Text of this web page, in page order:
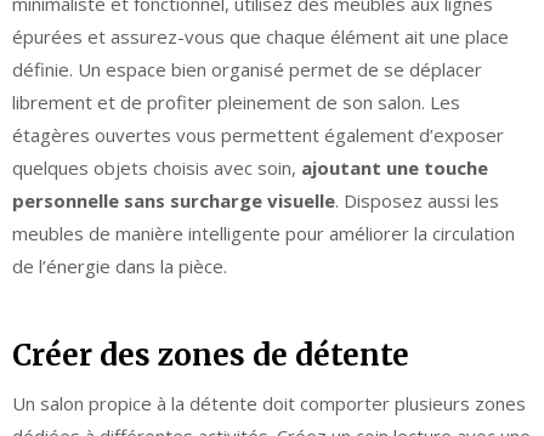
épurées et assurez-vous que chaque élément ait une place
définie. Un espace bien organisé permet de se déplacer
librement et de profiter pleinement de son salon. Les
étagères ouvertes vous permettent également d’exposer
quelques objets choisis avec soin, ajoutant une touche
personnelle sans surcharge visuelle. Disposez aussi les
meubles de manière intelligente pour améliorer la circulation
de l’énergie dans la pièce.
Créer des zones de détente
Un salon propice à la détente doit comporter plusieurs zones